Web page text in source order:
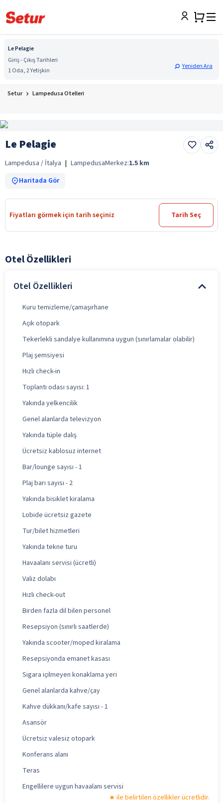
Le Pelagie
Giriş - Çıkış Tarihleri
1 Oda, 2 Yetişkin
Yeniden Ara
Setur Lampedusa Otelleri
Le Pelagie
Lampedusa / İtalya | LampedusaMerkez:1.5 km
Haritada Gör
Fiyatları görmek için tarih seçiniz Tarih Seç
Otel Özellikleri
Otel Özellikleri
Kuru temizleme/çamaşırhane
Açık otopark
Tekerlekli sandalye kullanımına uygun (sınırlamalar olabilir)
Plaj şemsiyesi
Hızlı check-in
Toplantı odası sayısı: 1
Yakında yelkencilik
Genel alanlarda televizyon
Yakında tüple dalış
Ücretsiz kablosuz internet
Bar/lounge sayısı - 1
Plaj barı sayısı - 2
Yakında bisiklet kiralama
Lobide ücretsiz gazete
Tur/bilet hizmetleri
Yakında tekne turu
Havaalanı servisi (ücretli)
Valiz dolabı
Hızlı check-out
Birden fazla dil bilen personel
Resepsiyon (sınırlı saatlerde)
Yakında scooter/moped kiralama
Resepsiyonda emanet kasası
Sigara içilmeyen konaklama yeri
Genel alanlarda kahve/çay
Kahve dükkanı/kafe sayısı - 1
Asansör
Ücretsiz valesiz otopark
Konferans alanı
Teras
Engellilere uygun havaalanı servisi
ile belirtilen özellikler ücretlidir.